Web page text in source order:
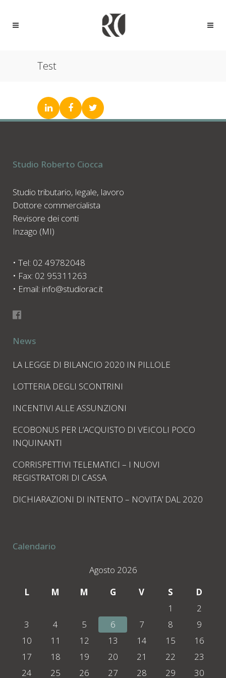
Test
Studio Roberto Ciocca
Studio tributario, legale, lavoro
Dottore commercialista
Revisore dei conti
Inzago (MI)
• Tel: 02 49782048
• Fax: 02 95311263
• Email: info@studiorac.it
News
LA LEGGE DI BILANCIO 2020 IN PILLOLE
LOTTERIA DEGLI SCONTRINI
INCENTIVI ALLE ASSUNZIONI
ECOBONUS PER L’ACQUISTO DI VEICOLI POCO
INQUINANTI
CORRISPETTIVI TELEMATICI – I NUOVI
REGISTRATORI DI CASSA
DICHIARAZIONI DI INTENTO – NOVITA’ DAL 2020
Calendario
Agosto 2026
L
M M G V S
D
1
2
3
4 5 6 7 8
9
10
11 12 13 14 15
16
17
18 19 20 21 22
23
24
25 26 27 28 29 30